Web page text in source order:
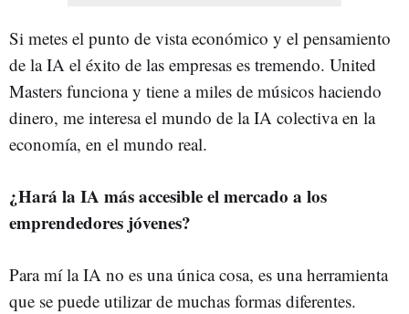
Si metes el punto de vista económico y el pensamiento
de la IA el éxito de las empresas es tremendo. United
Masters funciona y tiene a miles de músicos haciendo
dinero, me interesa el mundo de la IA colectiva en la
economía, en el mundo real.
¿Hará la IA más accesible el mercado a los
emprendedores jóvenes?
Para mí la IA no es una única cosa, es una herramienta
que se puede utilizar de muchas formas diferentes.